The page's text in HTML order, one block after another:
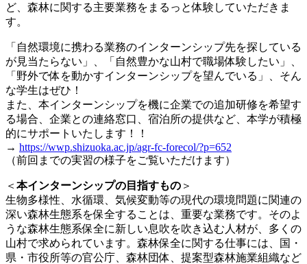
ど、森林に関する主要業務をまるっと体験していただきま
す。
「自然環境に携わる業務のインターンシップ先を探している
が見当たらない」、「自然豊かな山村で職場体験したい」、
「野外で体を動かすインターンシップを望んでいる」、そん
な学生はぜひ！
また、本インターンシップを機に企業での追加研修を希望す
る場合、企業との連絡窓口、宿泊所の提供など、本学が積極
的にサポートいたします！！
→ https://wwp.shizuoka.ac.jp/agr-fc-forecol/?p=652
（前回までの実習の様子をご覧いただけます）
＜ 本インターンシップの目指すもの ＞
生物多様性、水循環、気候変動等の現代の環境問題に関連の
深い森林生態系を保全することは、重要な業務です。そのよ
うな森林生態系保全に新しい息吹を吹き込む人材が、多くの
山村で求められています。森林保全に関する仕事には、国・
県・市役所等の官公庁、森林団体、提案型森林施業組織など